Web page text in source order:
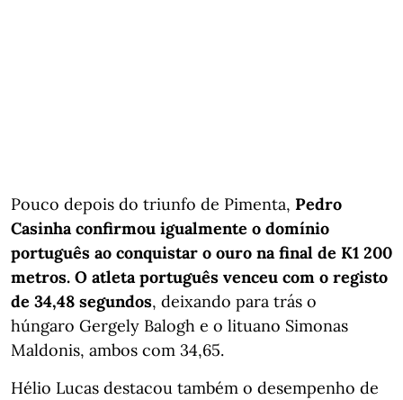
Pouco depois do triunfo de Pimenta, Pedro
Casinha confirmou igualmente o domínio
português ao conquistar o ouro na final de K1 200
metros. O atleta português venceu com o registo
de 34,48 segundos, deixando para trás o
húngaro Gergely Balogh e o lituano Simonas
Maldonis, ambos com 34,65.
Hélio Lucas destacou também o desempenho de